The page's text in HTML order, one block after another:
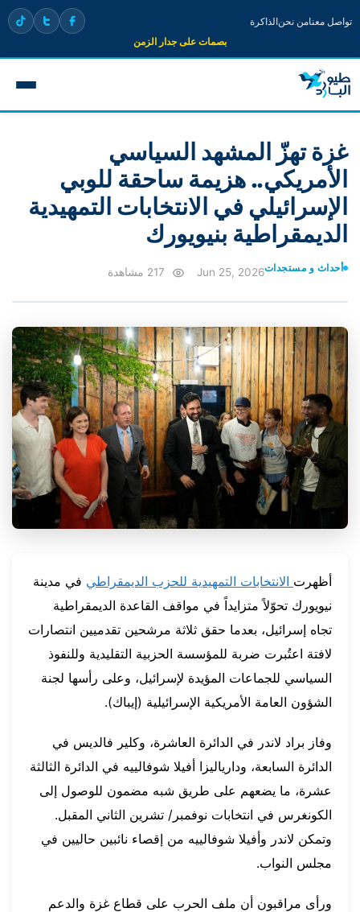
تواصل معنامن نحنالذاكرة
بصمات على جدار الزمن
غزة تهزّ المشهد السياسي
الأمريكي.. هزيمة ساحقة للوبي
الإسرائيلي في الانتخابات التمهيدية
الديمقراطية بنيويورك
أحداث و مستجداتJun 25, 2026
أظهرت الانتخابات التمهيدية للحزب الديمقراطي في مدينة
نيويورك تحوّلاً متزايداً في مواقف القاعدة الديمقراطية
تجاه إسرائيل، بعدما حقق ثلاثة مرشحين تقدميين انتصارات
لافتة اعتُبرت ضربة للمؤسسة الحزبية التقليدية وللنفوذ
السياسي للجماعات المؤيدة لإسرائيل، وعلى رأسها لجنة
الشؤون العامة الأمريكية الإسرائيلية (إيباك).
وفاز براد لاندر في الدائرة العاشرة، وكلير فالديس في
الدائرة السابعة، ودارياليزا أفيلا شوفالييه في الدائرة الثالثة
عشرة، ما يضعهم على طريق شبه مضمون للوصول إلى
الكونغرس في انتخابات نوفمبر/ تشرين الثاني المقبل.
وتمكن لاندر وأفيلا شوفالييه من إقصاء نائبين حاليين في
مجلس النواب.
ورأى مراقبون أن ملف الحرب على قطاع غزة والدعم